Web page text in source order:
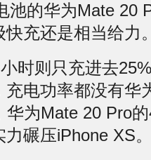
池的华为Mate 20
快充还是相当给力
则只充进去
电功率都没有华
华为Mate 20 Pro
碾压iPhone XS